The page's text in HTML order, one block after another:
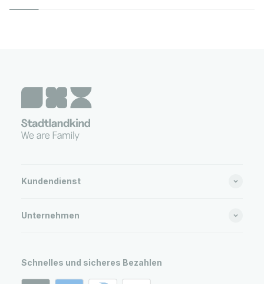
Kundendienst
Unternehmen
Schnelles und sicheres Bezahlen